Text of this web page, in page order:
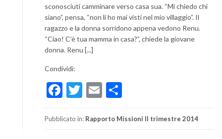
sconosciuti camminare verso casa sua. “Mi chiedo chi
siano”, pensa, “non li ho mai visti nel mio villaggio”. Il
ragazzo e la donna sorridono appena vedono Renu.
“Ciao! C’è tua mamma in casa?”, chiede la giovane
donna. Renu [...]
Condividi:
Facebook
Twitter
Email
Pubblicato in: Rapporto Missioni II trimestre 2014